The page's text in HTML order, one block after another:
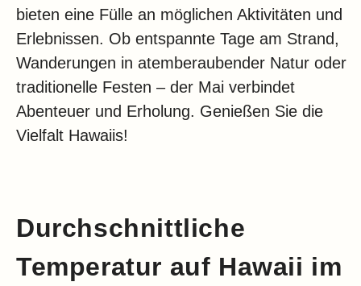
bieten eine Fülle an möglichen Aktivitäten und
Erlebnissen. Ob entspannte Tage am Strand,
Wanderungen in atemberaubender Natur oder
traditionelle Festen – der Mai verbindet
Abenteuer und Erholung. Genießen Sie die
Vielfalt Hawaiis!
Durchschnittliche
Temperatur auf Hawaii im